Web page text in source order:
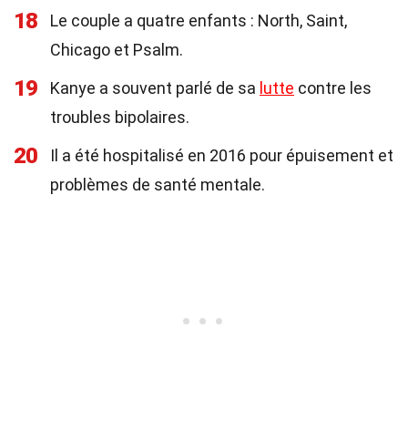
18
Le couple a quatre enfants : North, Saint,
Chicago et Psalm.
19 Kanye a souvent parlé de sa lutte contre les
troubles bipolaires.
20
Il a été hospitalisé en 2016 pour épuisement et
problèmes de santé mentale.